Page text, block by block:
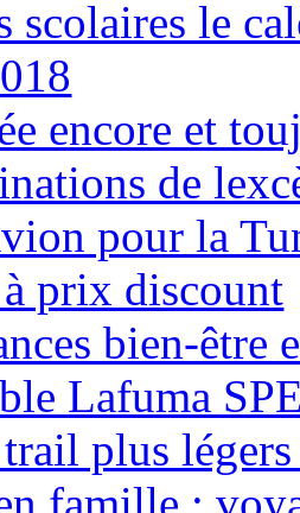
scolaires le
encore et
de
pour la
prix discount
bien-être
Lafuma
plus
famille ;